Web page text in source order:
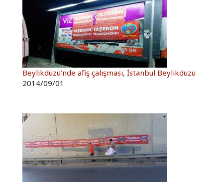
Beylikdüzü'nde afiş çalışması, İstanbul Beylikdüzü
2014/09/01